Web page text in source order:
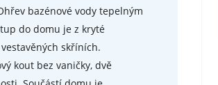
bazénové vody tepelným
do domu je z kryté
skříních.
kout bez vaničky, dvě